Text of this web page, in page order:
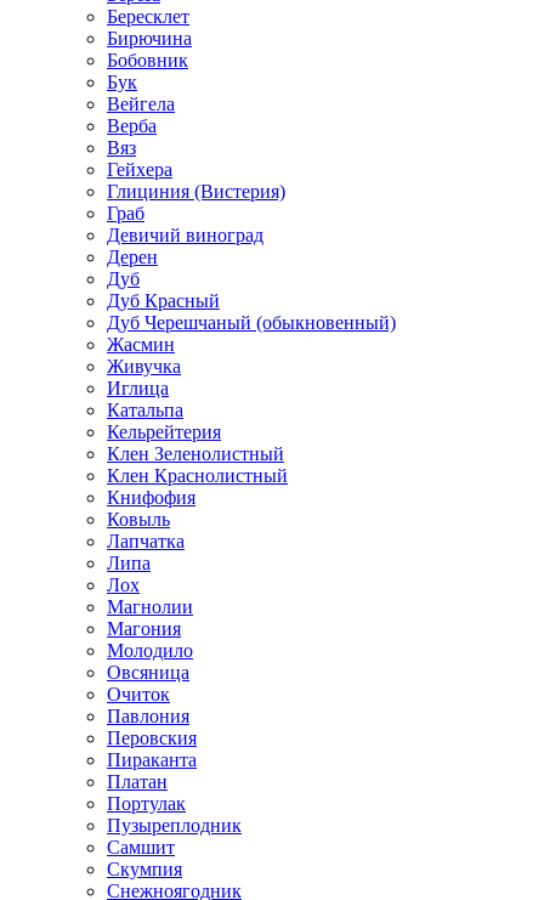
Бересклет
Бирючина
Бобовник
Бук
Вейгела
Верба
Вяз
Гейхера
Глициния (Вистерия)
Граб
Девичий виноград
Дерен
Дуб
Дуб Красный
Дуб Черешчаный (обыкновенный)
Жасмин
Живучка
Иглица
Катальпа
Кельрейтерия
Клен Зеленолистный
Клен Краснолистный
Книфофия
Ковыль
Лапчатка
Липа
Лох
Магнолии
Магония
Молодило
Овсяница
Очиток
Павлония
Перовския
Пираканта
Платан
Портулак
Пузыреплодник
Самшит
Скумпия
Снежноягодник